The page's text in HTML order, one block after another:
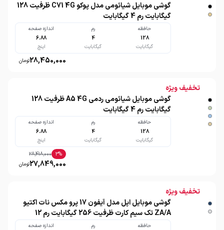
گوشی موبایل شیائومی مدل پوکو C71 4G ظرفیت 128
گیگابایت رم 4 گیگابایت
حافظه
128
گیگابایت
رم
4
گیگابایت
اندازه صفحه
6.88
اینچ
28,450,000تومان
تخفیف ویژه
گوشی موبایل شیائومی ردمی A5 4G ظرفیت 128
گیگابایت رم 4 گیگابایت
حافظه
128
گیگابایت
رم
4
گیگابایت
اندازه صفحه
6.88
اینچ
3%
28,418,000
27,849,000تومان
تخفیف ویژه
گوشی موبایل اپل مدل آیفون 17 پرو مکس نات اکتیو
ZA/A تک سیم کارت ظرفیت 256 گیگابایت رم 12
گیگابایتحافظه
رم
اندازه صفحه